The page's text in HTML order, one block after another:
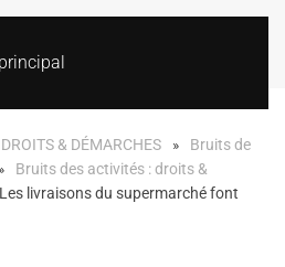
DROITS & DÉMARCHES
Bruits de
Bruits des activités : droits &
livraisons du supermarché font